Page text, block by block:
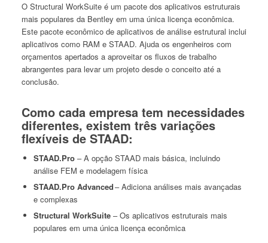
O Structural WorkSuite é um pacote dos aplicativos estruturais
mais populares da Bentley em uma única licença econômica.
Este pacote econômico de aplicativos de análise estrutural inclui
aplicativos como RAM e STAAD. Ajuda os engenheiros com
orçamentos apertados a aproveitar os fluxos de trabalho
abrangentes para levar um projeto desde o conceito até a
conclusão.
Como cada empresa tem necessidades
diferentes, existem três variações
flexíveis de STAAD:
STAAD.Pro–A opção STAAD mais básica, incluindo
análise FEM e modelagem física
STAAD.Pro Advanced–Adiciona análises mais avançadas
e complexas
Structural WorkSuite–Os aplicativos estruturais mais
populares em uma única licença econômica